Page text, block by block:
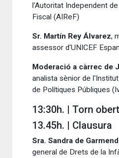
l'Autoritat Independent
Fiscal (AIReF)
Sr. Martín Rey Álvarez,
assessor d'UNICEF
Moderació a càrrec de
analista sènior de
de Polítiques Públiques
13:30h. | Torn
13.45h. | Clausura
Sra. Sandra de
general de Drets de la